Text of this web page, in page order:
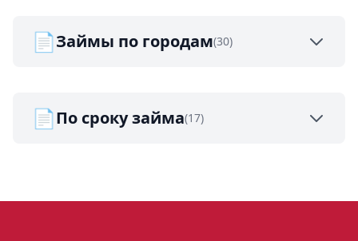
📄Займы по городам(30)
📄По сроку займа(17)